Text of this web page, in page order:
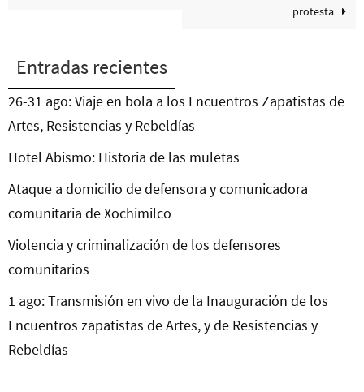
protesta
Entradas recientes
26-31 ago: Viaje en bola a los Encuentros Zapatistas de
Artes, Resistencias y Rebeldías
Hotel Abismo: Historia de las muletas
Ataque a domicilio de defensora y comunicadora
comunitaria de Xochimilco
Violencia y criminalización de los defensores
comunitarios
1 ago: Transmisión en vivo de la Inauguración de los
Encuentros zapatistas de Artes, y de Resistencias y
Rebeldías